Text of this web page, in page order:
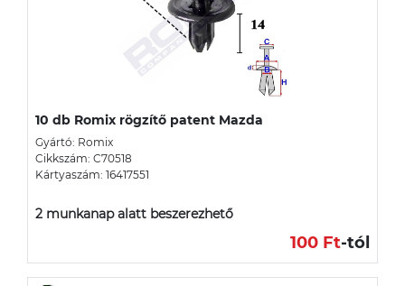
10 db Romix rögzítő patent Mazda
Gyártó: Romix
Cikkszám: C70518
Kártyaszám: 16417551
2 munkanap alatt beszerezhető
100 Ft-tól